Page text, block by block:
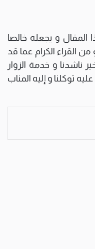
المقال و يجعله خالصا
القراء الكرام عما قد
و خدمة الزوار
توكلنا و إليه المناب